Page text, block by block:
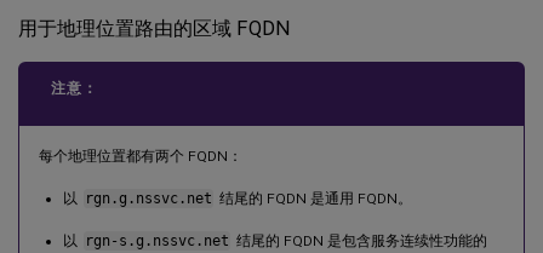
用于地理位置路由的区域 FQDN
注意：
每个地理位置都有两个 FQDN：
以 rgn.g.nssvc.net 结尾的 FQDN 是通用 FQDN。
以 rgn-s.g.nssvc.net 结尾的 FQDN 是包含服务连续性功能的